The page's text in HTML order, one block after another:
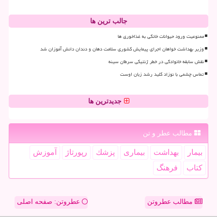
جالب ترین ها
ممنوعیت ورود حیوانات خانگی به غذاخوری ها
وزیر بهداشت خواهان اجرای پیمایش کشوری سلامت دهان و دندان دانش آموزان شد
نقش سابقه خانوادگی در خطر ژنتیکی سرطان سینه
تماس چشمی با نوزاد کلید رشد زبان اوست
جدیدترین ها
مطالب عطر و تن
بیمار بهداشت بیماری پزشك رپورتاژ
آموزش
كتاب
فرهنگ
مطالب عطروتن عطروتن: صفحه اصلی